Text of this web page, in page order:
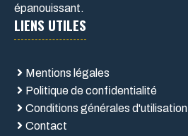
épanouissant.
LIENS UTILES
Mentions légales
Politique de confidentialité
Conditions générales d'utilisation
Contact